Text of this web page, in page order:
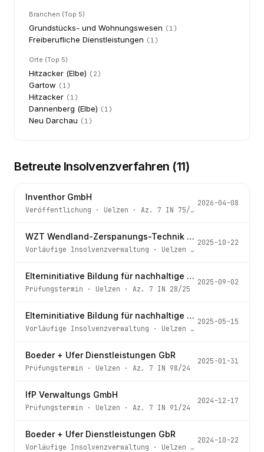
Branchen (Top 5)
Grundstücks- und Wohnungswesen (1)
Freiberufliche Dienstleistungen (1)
Orte (Top 5)
Hitzacker (Elbe) (2)
Gartow (1)
Hitzacker (1)
Dannenberg (Elbe) (1)
Neu Darchau (1)
Betreute Insolvenzverfahren (11)
Inventhor GmbH
Veröffentlichung · Uelzen · Az. 7 IN 75/25
2026-04-08
WZT Wendland-Zerspanungs-Technik GmbH
Vorläufige Insolvenzverwaltung · Uelzen
2025-10-22
Elterninitiative Bildung für nachhaltige Entwicklung e.V. (EBNE e.V.)
Prüfungstermin · Uelzen · Az. 7 IN 28/25
2025-09-02
Elterninitiative Bildung für nachhaltige Entwicklung e.V. (EBNE e.V.)
Vorläufige Insolvenzverwaltung · Uelzen
2025-05-15
Boeder + Ufer Dienstleistungen GbR
Prüfungstermin · Uelzen · Az. 7 IN 98/24
2025-01-31
IfP Verwaltungs GmbH
Prüfungstermin · Uelzen · Az. 7 IN 91/24
2024-12-17
Boeder + Ufer Dienstleistungen GbR
Vorläufige Insolvenzverwaltung · Uelzen
2024-10-22